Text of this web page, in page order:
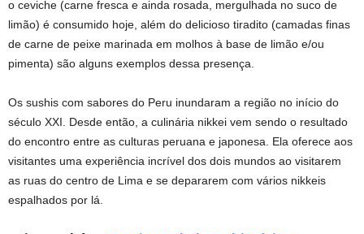
o ceviche (carne fresca e ainda rosada, mergulhada no suco de
limão) é consumido hoje, além do delicioso tiradito (camadas finas
de carne de peixe marinada em molhos à base de limão e/ou
pimenta) são alguns exemplos dessa presença.
Os sushis com sabores do Peru inundaram a região no início do
século XXI. Desde então, a culinária nikkei vem sendo o resultado
do encontro entre as culturas peruana e japonesa. Ela oferece aos
visitantes uma experiência incrível dos dois mundos ao visitarem
as ruas do centro de Lima e se depararem com vários nikkeis
espalhados por lá.